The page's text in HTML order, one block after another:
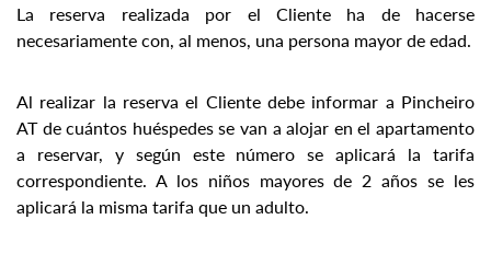
La reserva realizada por el Cliente ha de hacerse
necesariamente con, al menos, una persona mayor de edad.
Al realizar la reserva el Cliente debe informar a Pincheiro
AT de cuántos huéspedes se van a alojar en el apartamento
a reservar, y según este número se aplicará la tarifa
correspondiente. A los niños mayores de 2 años se les
aplicará la misma tarifa que un adulto.